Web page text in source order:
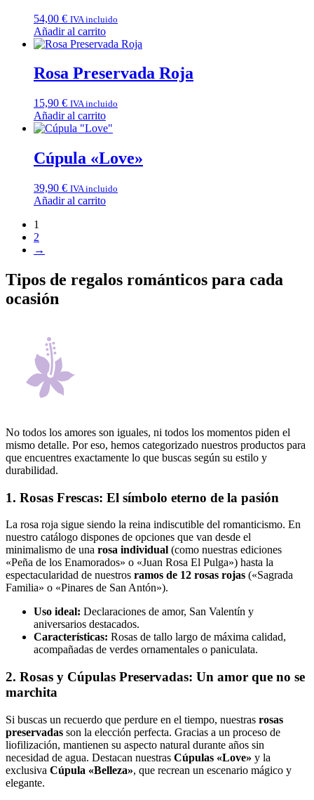
54,00 € IVA incluido
Añadir al carrito
Rosa Preservada Roja
15,90 € IVA incluido
Añadir al carrito
Cúpula «Love»
39,90 € IVA incluido
Añadir al carrito
1
2
→
Tipos de regalos románticos para cada
ocasión
No todos los amores son iguales, ni todos los momentos piden el
mismo detalle. Por eso, hemos categorizado nuestros productos para
que encuentres exactamente lo que buscas según su estilo y
durabilidad.
1. Rosas Frescas: El símbolo eterno de la pasión
La rosa roja sigue siendo la reina indiscutible del romanticismo. En
nuestro catálogo dispones de opciones que van desde el
minimalismo de una rosa individual (como nuestras ediciones
«Peña de los Enamorados» o «Juan Rosa El Pulga») hasta la
espectacularidad de nuestros ramos de 12 rosas rojas («Sagrada
Familia» o «Pinares de San Antón»).
Uso ideal: Declaraciones de amor, San Valentín y
aniversarios destacados.
Características: Rosas de tallo largo de máxima calidad,
acompañadas de verdes ornamentales o paniculata.
2. Rosas y Cúpulas Preservadas: Un amor que no se
marchita
Si buscas un recuerdo que perdure en el tiempo, nuestras rosas
preservadas son la elección perfecta. Gracias a un proceso de
liofilización, mantienen su aspecto natural durante años sin
necesidad de agua. Destacan nuestras Cúpulas «Love» y la
exclusiva Cúpula «Belleza», que recrean un escenario mágico y
elegante.